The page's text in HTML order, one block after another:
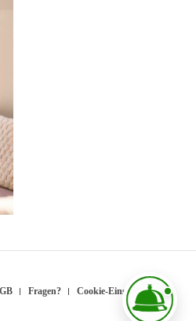
Fragen? Cookie-Einstellungen